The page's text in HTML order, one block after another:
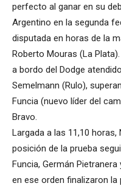
perfecto al ganar en su
Argentino en la segunda
disputada en horas de la
Roberto Mouras (La
a bordo del Dodge
Semelmann (Rulo),
Funcia (nuevo líder del
Bravo.
Largada a las 11,10
posición de la prueba
Funcia, Germán
en ese orden finalizaron la